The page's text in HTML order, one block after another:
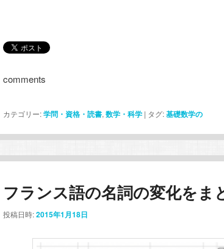
comments
カテゴリー:学問・資格・読書, 数学・科学 | タグ:基礎数学の
フランス語の名詞の変化をま
投稿日時:2015年1月18日